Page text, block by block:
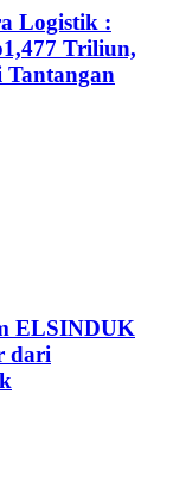
Logistik :
Triliun,
ELSINDUK
dari